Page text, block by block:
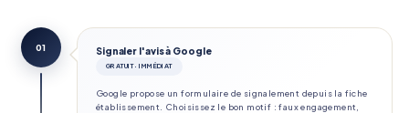
01 Signaler l'avis à Google
GRATUIT · IMMÉDIAT
Google propose un formulaire de signalement depuis la fiche
établissement. Choisissez le bon motif : faux engagement,